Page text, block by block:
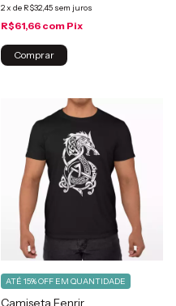
2x de R$32,45 sem juros
R$61,66 com Pix
Comprar
Camiseta Fenrir
ATÉ 15% OFF EM QUANTIDADE